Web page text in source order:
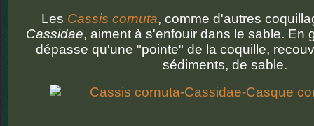
Les Cassis cornuta, comme d'autres
Cassidae, aiment à s'enfouir dans le sable. En
dépasse qu'une "pointe" de la coquille,
sédiments, de sable.